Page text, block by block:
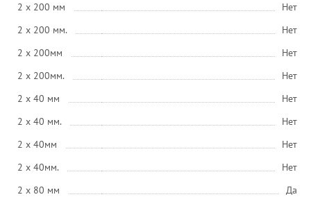
2 x 200 мм
Нет
2 x 200 мм.
Нет
2 x 200мм
Нет
2 x 200мм.
Нет
2 x 40 мм
Нет
2 x 40 мм.
Нет
2 x 40мм
Нет
2 x 40мм.
Нет
2 x 80 мм
Да